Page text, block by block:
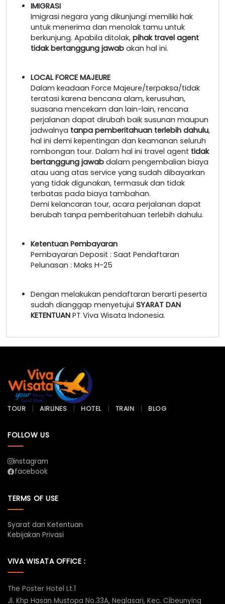
IMIGRASI
Imigrasi negara yang dikunjungi memiliki hak
untuk menerima dan menolak tamu untuk
berkunjung. Apabila ditolak, pihak travel agent
tidak bertanggung jawab akan hal ini.
LOCAL FORCE MAJEURE
Dalam keadaan Force Majeure/terpaksa/tidak
teratasi karena bencana alam, kerusuhan,
suasana mencekam dan lain-lain, rencana
perjalanan dapat dirubah baik susunan maupun
jadwalnya tanpa pemberitahuan terlebih dahulu,
hal ini demi kepentingan dan keamanan seluruh
rombongan tour. Dalam hal ini travel agent tidak
bertanggung jawab dalam pengembalian biaya
atau uang atas service yang sudah dibayarkan
yang tidak digunakan, termasuk dan tidak
terbatas pada biaya tambahan.
Demi kelancaran tour, acara perjalanan dapat
berubah tanpa pemberitahuan terlebih dahulu.
Ketentuan Pembayaran
Pembayaran Deposit : Saat Pendaftaran
Pelunasan : Maks H-25
Dengan melakukan pendaftaran berarti peserta
sudah dianggap menyetujui SYARAT DAN
KETENTUAN PT Viva Wisata Indonesia.
TOUR AIRLINES HOTEL TRAIN BLOG
FOLLOW US
instagram
facebook
TERMS OF USE
Syarat dan Ketentuan
Kebijakan Privasi
VIVA WISATA OFFICE :
The Poster Hotel Lt.1
Jl. Khp Hasan Mustopa No.33A, Neglasari, Kec. Cibeunying